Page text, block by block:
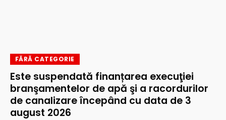
FĂRĂ CATEGORIE
Este suspendată finanțarea execuţiei
branşamentelor de apă şi a racordurilor
de canalizare începând cu data de 3
august 2026